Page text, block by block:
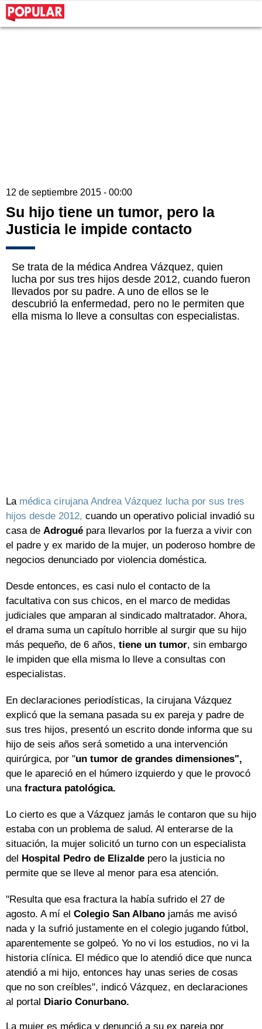
12 de septiembre 2015 - 00:00
Su hijo tiene un tumor, pero la
Justicia le impide contacto
Se trata de la médica Andrea Vázquez, quien
lucha por sus tres hijos desde 2012, cuando fueron
llevados por su padre. A uno de ellos se le
descubrió la enfermedad, pero no le permiten que
ella misma lo lleve a consultas con especialistas.
Lamédica cirujana Andrea Vázquez lucha por sus tres
hijos desde 2012, cuando un operativo policial invadió su
casa de Adrogué para llevarlos por la fuerza a vivir con
el padre y ex marido de la mujer, un poderoso hombre de
negocios denunciado por violencia doméstica.
Desde entonces, es casi nulo el contacto de la
facultativa con sus chicos, en el marco de medidas
judiciales que amparan al sindicado maltratador. Ahora,
el drama suma un capítulo horrible al surgir que su hijo
más pequeño, de 6 años, tiene un tumor, sin embargo
le impiden que ella misma lo lleve a consultas con
especialistas.
En declaraciones periodísticas, la cirujana Vázquez
explicó que la semana pasada su ex pareja y padre de
sus tres hijos, presentó un escrito donde informa que su
hijo de seis años será sometido a una intervención
quirúrgica, por "un tumor de grandes dimensiones",
que le apareció en el húmero izquierdo y que le provocó
una fractura patológica.
Lo cierto es que a Vázquez jamás le contaron que su hijo
estaba con un problema de salud. Al enterarse de la
situación, la mujer solicitó un turno con un especialista
del Hospital Pedro de Elizalde pero la justicia no
permite que se lleve al menor para esa atención.
"Resulta que esa fractura la había sufrido el 27 de
agosto. A mí el Colegio San Albano jamás me avisó
nada y la sufrió justamente en el colegio jugando fútbol,
aparentemente se golpeó. Yo no vi los estudios, no vi la
historia clínica. El médico que lo atendió dice que nunca
atendió a mi hijo, entonces hay unas series de cosas
que no son creíbles", indicó Vázquez, en declaraciones
al portal Diario Conurbano.
La mujer es médica y denunció a su ex pareja por